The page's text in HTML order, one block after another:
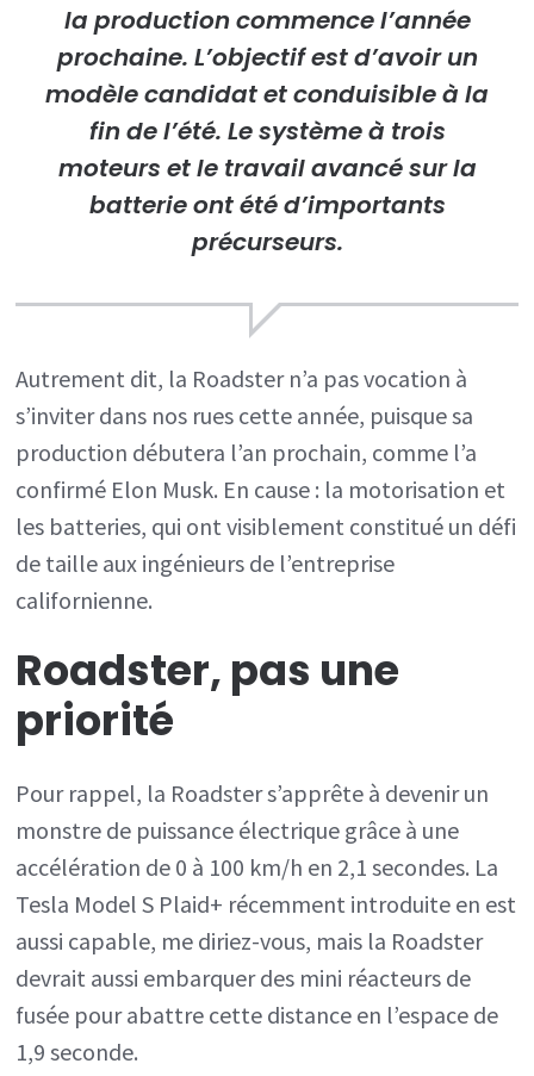
la production commence l’année
prochaine. L’objectif est d’avoir un
modèle candidat et conduisible à la
fin de l’été. Le système à trois
moteurs et le travail avancé sur la
batterie ont été d’importants
précurseurs.
Autrement dit, la Roadster n’a pas vocation à
s’inviter dans nos rues cette année, puisque sa
production débutera l’an prochain, comme l’a
confirmé Elon Musk. En cause : la motorisation et
les batteries, qui ont visiblement constitué un défi
de taille aux ingénieurs de l’entreprise
californienne.
Roadster, pas une
priorité
Pour rappel, la Roadster s’apprête à devenir un
monstre de puissance électrique grâce à une
accélération de 0 à 100 km/h en 2,1 secondes. La
Tesla Model S Plaid+ récemment introduite en est
aussi capable, me diriez-vous, mais la Roadster
devrait aussi embarquer des mini réacteurs de
fusée pour abattre cette distance en l’espace de
1,9 seconde.